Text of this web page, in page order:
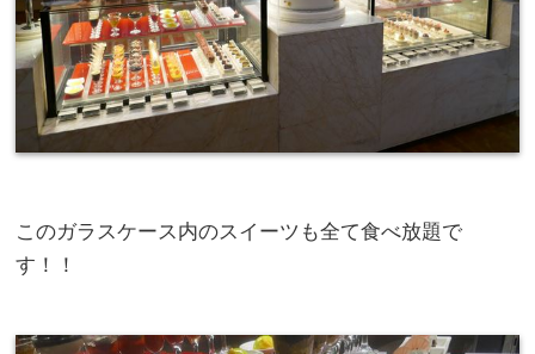
このガラスケース内のスイーツも全て食べ放題で
す！！